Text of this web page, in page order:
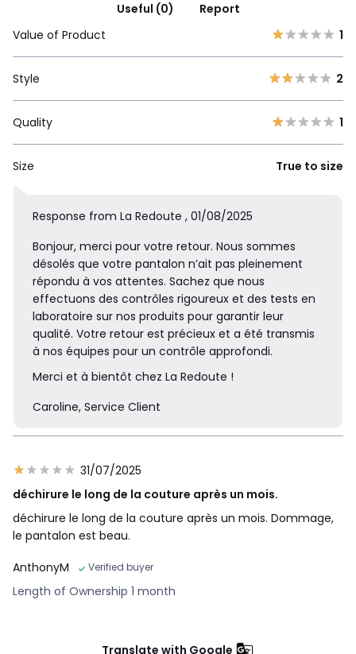
Useful (0)
Report
Value of Product
1
Style 2
Quality 1
Size True to size
Response from La Redoute , 01/08/2025
Bonjour, merci pour votre retour. Nous sommes
désolés que votre pantalon n’ait pas pleinement
répondu à vos attentes. Sachez que nous
effectuons des contrôles rigoureux et des tests en
laboratoire sur nos produits pour garantir leur
qualité. Votre retour est précieux et a été transmis
à nos équipes pour un contrôle approfondi.
Merci et à bientôt chez La Redoute !
Caroline, Service Client
31/07/2025
déchirure le long de la couture après un mois.
déchirure le long de la couture après un mois. Dommage,
le pantalon est beau.
AnthonyM
Verified buyer
Length of Ownership 1 month
Translate with Google